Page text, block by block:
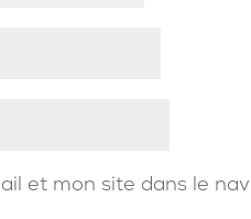
et mon site dans le